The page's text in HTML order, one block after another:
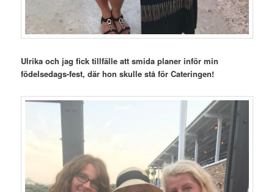
Ulrika och jag fick tillfälle att smida planer inför min
födelsedags-fest, där hon skulle stå för Cateringen!